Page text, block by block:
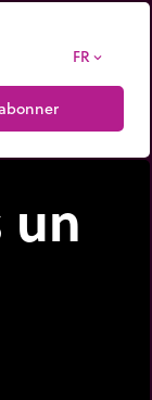
FR expand_more
un